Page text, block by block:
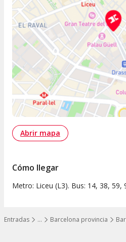
…
Mostrar todos los niveles
Entradas Barcelona provincia
Abrir mapa
Cómo llegar
Metro: Liceu (L3). Bus: 14, 38, 59,